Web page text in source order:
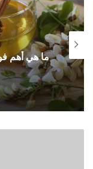
ما هي أهم